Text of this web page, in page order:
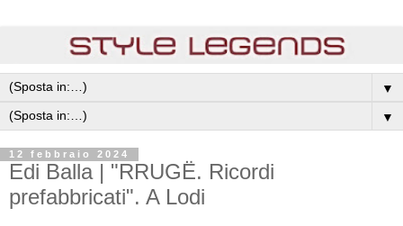
▼
▼
12 febbraio 2024
Edi Balla | "RRUGË. Ricordi
prefabbricati". A Lodi